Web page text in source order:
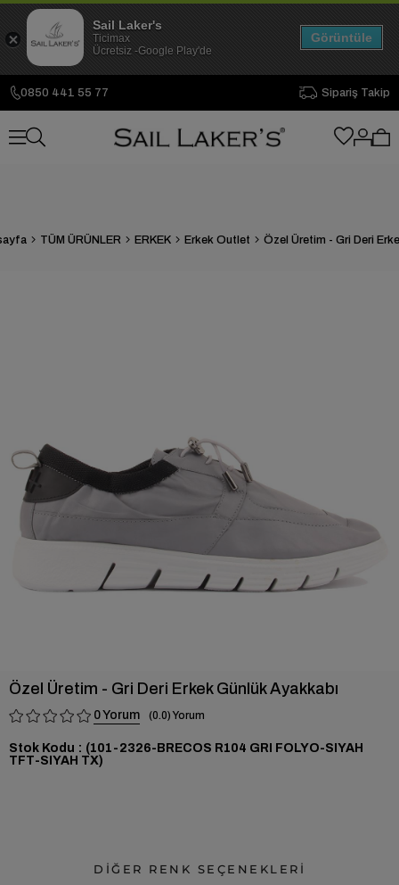
0850 441 55 77 Sipariş Takip
TÜM ÜRÜNLER ERKEK Erkek Outlet
Özel Üretim - Gri Deri Erkek Günlük Ayakkabı
0 0.0
Stok Kodu
(101-2326-BRECOS R104 GRI FOLYO-SIYAH
TFT-SIYAH TX)
DİĞER RENK SEÇENEKLERİ
Sail Laker's
Ticimax
Ücretsiz -Google Play'de
Görüntüle